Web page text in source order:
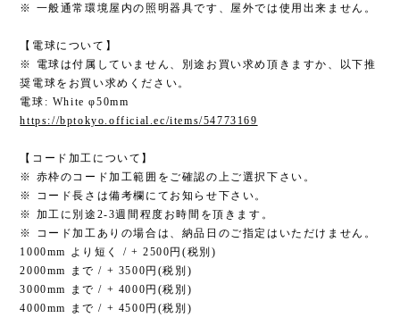
※ 一般通常環境屋内の照明器具です、屋外では使用出来ません。
【電球について】
※ 電球は付属していません、別途お買い求め頂きますか、以下推
奨電球をお買い求めください。
電球: White φ50mm
https://bptokyo.official.ec/items/54773169
【コード加工について】
※ 赤枠のコード加工範囲をご確認の上ご選択下さい。
※ コード長さは備考欄にてお知らせ下さい。
※ 加工に別途2-3週間程度お時間を頂きます。
※ コード加工ありの場合は、納品日のご指定はいただけません。
1000mm より短く / + 2500円(税別)
2000mm まで / + 3500円(税別)
3000mm まで / + 4000円(税別)
4000mm まで / + 4500円(税別)